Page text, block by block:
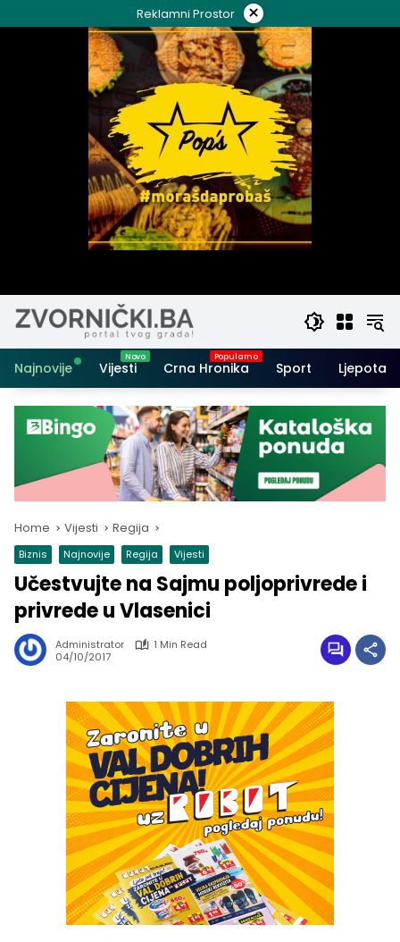
to
Reklamni Prostor ×
Najnovije Vijesti Crna Hronika Sport Ljepota i
Home Vijesti Regija
Biznis Najnovije Regija Vijesti
Učestvujte na Sajmu poljoprivrede i
privrede u Vlasenici
Administrator
1 Min Read
04/10/2017